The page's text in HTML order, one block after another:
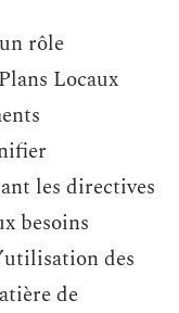
rôle
Locaux
les directives
besoins
des
de